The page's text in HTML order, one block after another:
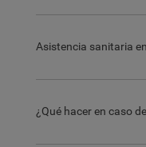
Asistencia sanitaria
¿Qué hacer en caso